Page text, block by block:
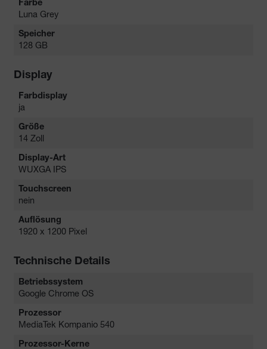
Farbe
Luna Grey
Speicher
128 GB
Display
Farbdisplay
ja
Größe
14 Zoll
Display-Art
WUXGA IPS
Touchscreen
nein
Auflösung
1920 x 1200 Pixel
Technische Details
Betriebssystem
Google Chrome OS
Prozessor
MediaTek Kompanio 540
Prozessor-Kerne